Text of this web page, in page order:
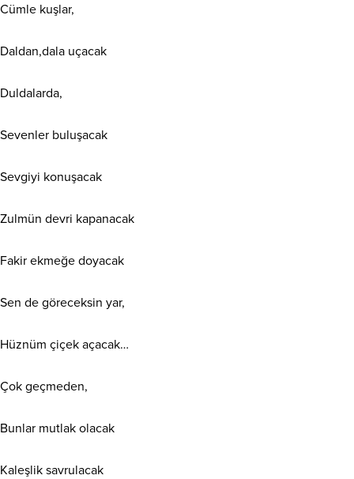
Cümle kuşlar,
Daldan,dala uçacak
Duldalarda,
Sevenler buluşacak
Sevgiyi konuşacak
Zulmün devri kapanacak
Fakir ekmeğe doyacak
Sen de göreceksin yar,
Hüznüm çiçek açacak…
Çok geçmeden,
Bunlar mutlak olacak
Kaleşlik savrulacak